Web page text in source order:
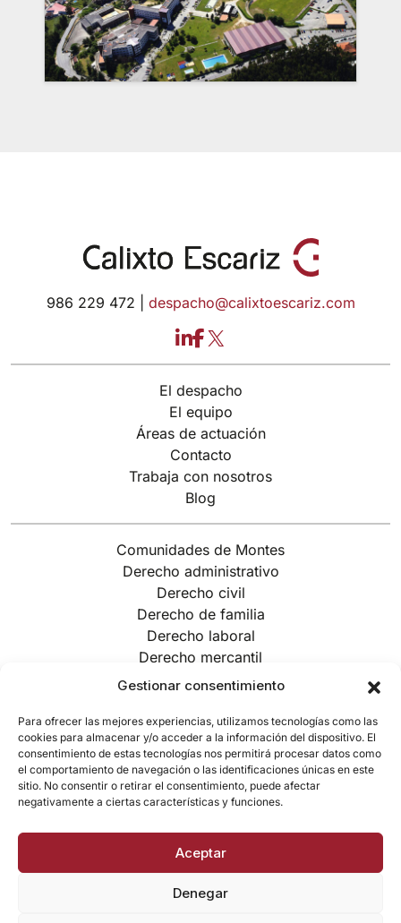
Gestionar consentimiento
Para ofrecer las mejores experiencias, utilizamos tecnologías como las
cookies para almacenar y/o acceder a la información del dispositivo. El
consentimiento de estas tecnologías nos permitirá procesar datos como
el comportamiento de navegación o las identificaciones únicas en este
sitio. No consentir o retirar el consentimiento, puede afectar
negativamente a ciertas características y funciones.
Aceptar
Denegar
986 229 472 | despacho@calixtoescariz.com
El despacho
El equipo
Áreas de actuación
Contacto
Trabaja con nosotros
Blog
LinkedIn
Facebook
X
Comunidades de Montes
Derecho administrativo
Derecho civil
Derecho de familia
Derecho laboral
Derecho mercantil
Derecho penal
Urbanismo/Ordenación de territorio
Suscríbete a nuestra Newsletter
Suscribirme
© 2026 Todos los derechos reservados.